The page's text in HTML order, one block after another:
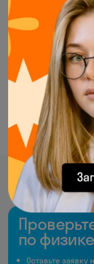
33.3K
Тепловые двигатели
окружающей среды
по
Оставьте заявку